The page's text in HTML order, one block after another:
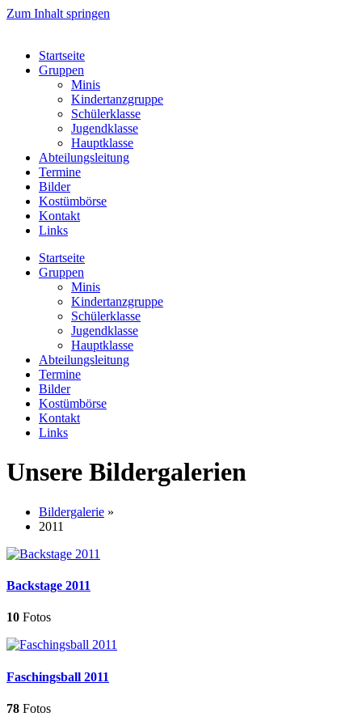
Zum Inhalt springen
Startseite
Gruppen
Minis
Kindertanzgruppe
Schülerklasse
Jugendklasse
Hauptklasse
Abteilungsleitung
Termine
Bilder
Kostümbörse
Kontakt
Links
Startseite
Gruppen
Minis
Kindertanzgruppe
Schülerklasse
Jugendklasse
Hauptklasse
Abteilungsleitung
Termine
Bilder
Kostümbörse
Kontakt
Links
Unsere Bildergalerien
Bildergalerie »
2011
Backstage 2011
10 Fotos
Faschingsball 2011
78 Fotos